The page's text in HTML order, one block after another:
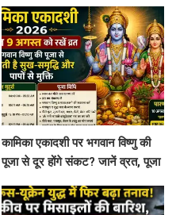
हिस्से हटाए गए
कामिका एकादशी पर भगवान विष्णु की
पूजा से दूर होंगे संकट? जानें व्रत, पूजा